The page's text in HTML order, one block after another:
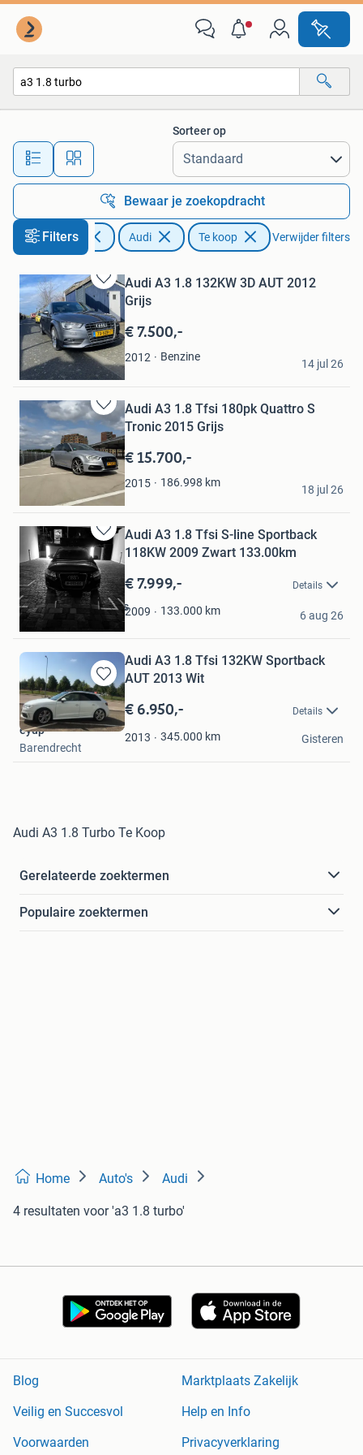
Alle afstanden…
Sorteer op
Bewaar je zoekopdracht
Filters
Auto's Audi Te koop Verwijder filters
Bewaren
in
Mijn
Favorieten
Audi A3 1.8 132KW 3D AUT 2012
Grijs
€ 7.500,-
2012 Benzine
Patrick
Enkhuizen
14 jul 26
Bewaren
in
Mijn
Favorieten
Audi A3 1.8 Tfsi 180pk Quattro S
Tronic 2015 Grijs
€ 15.700,-
2015 186.998 km
Rick
Haarsteeg
18 jul 26
Bewaren
in
Mijn
Favorieten
Audi A3 1.8 Tfsi S-line Sportback
118KW 2009 Zwart 133.00km
€ 7.999,- Details
2009 133.000 km
Bloemetjes en bijtjes
Eindhoven
6 aug 26
Bewaren
in
Mijn
Favorieten
Audi A3 1.8 Tfsi 132KW Sportback
AUT 2013 Wit
€ 6.950,- Details
2013 345.000 km
eyup
Barendrecht
Gisteren
Audi A3 1.8 Turbo Te Koop
Gerelateerde zoektermen
Populaire zoektermen
Home Auto's Audi
4 resultaten voor 'a3 1.8 turbo'
Blog
Marktplaats Zakelijk
Veilig en Succesvol
Help en Info
Voorwaarden
Privacyverklaring